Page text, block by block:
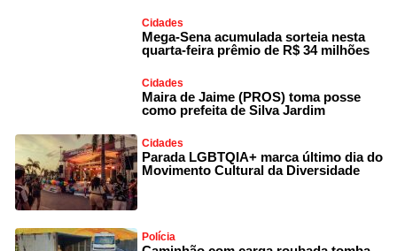
Cidades
Mega-Sena acumulada sorteia nesta
quarta-feira prêmio de R$ 34 milhões
Cidades
Maira de Jaime (PROS) toma posse
como prefeita de Silva Jardim
Cidades
Parada LGBTQIA+ marca último dia do
Movimento Cultural da Diversidade
Polícia